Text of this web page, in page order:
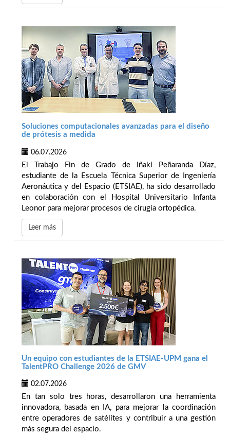
Soluciones computacionales avanzadas para el diseño
de prótesis a medida
06.07.2026
El Trabajo Fin de Grado de Iñaki Peñaranda Díaz,
estudiante de la Escuela Técnica Superior de Ingeniería
Aeronáutica y del Espacio (ETSIAE), ha sido desarrollado
en colaboración con el Hospital Universitario Infanta
Leonor para mejorar procesos de cirugía ortopédica.
Leer más
Un equipo con estudiantes de la ETSIAE-UPM gana el
TalentPRO Challenge 2026 de GMV
02.07.2026
En tan solo tres horas, desarrollaron una herramienta
innovadora, basada en IA, para mejorar la coordinación
entre operadores de satélites y contribuir a una gestión
más segura del espacio.